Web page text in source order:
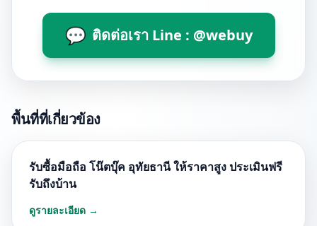
💬 ติดต่อเรา Line : @webuy
พื้นที่ที่เกี่ยวข้อง
รับซื้อมือถือ โน๊ตบุ๊ค อุทัยธานี ให้ราคาสูง ประเมินฟรี
รับถึงบ้าน
ดูรายละเอียด →